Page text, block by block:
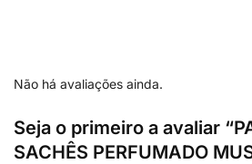
Não há avaliações ainda.
Seja o primeiro a avaliar
SACHÊS PERFUMADO